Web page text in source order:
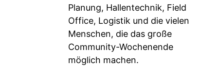
Planung, Hallentechnik, Field
Office, Logistik und die vielen
Menschen, die das große
Community-Wochenende
möglich machen.